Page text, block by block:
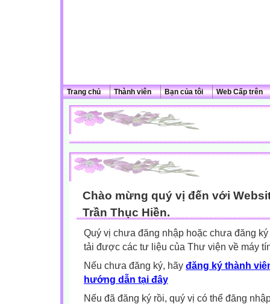
Trang chủ Thành viên Bạn của tôi Web Cấp trên
Chào mừng quý vị đến với
Trần Thục Hiền.
Quý vị chưa đăng nhập hoặc chưa đăng
tải được các tư liệu của Thư viện về máy
Nếu chưa đăng ký, hãy đăng ký thành
hướng dẫn tại đây
Nếu đã đăng ký rồi, quý vị có thể đăng